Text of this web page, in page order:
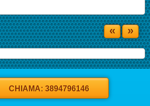
« »
CHIAMA: 3894796146